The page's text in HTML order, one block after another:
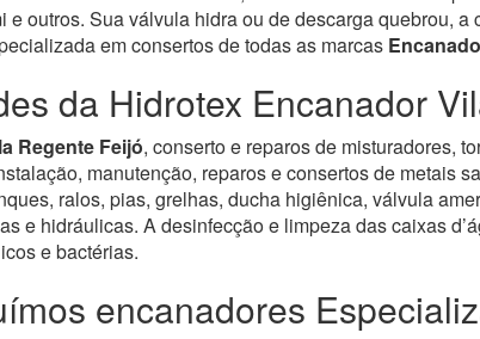
outros. Sua válvula hidra ou de descarga quebrou,
em consertos de todas as marcas
da Hidrotex Encanador
Regente Feijó, conserto e reparos de misturadores,
manutenção, reparos e consertos de metais
ralos, pias, grelhas, ducha higiênica, válvula
e hidráulicas. A desinfecção e limpeza das caixas
e bactérias.
encanadores